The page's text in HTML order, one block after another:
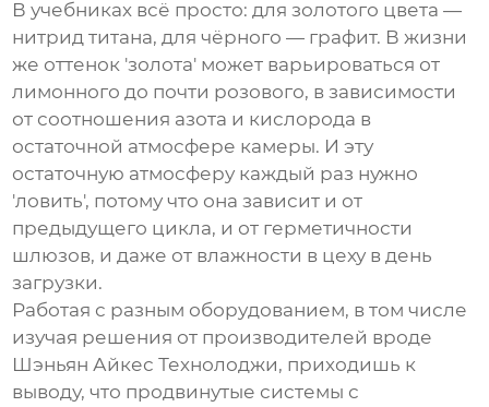
В учебниках всё просто: для золотого цвета —
нитрид титана, для чёрного — графит. В жизни
же оттенок 'золота' может варьироваться от
лимонного до почти розового, в зависимости
от соотношения азота и кислорода в
остаточной атмосфере камеры. И эту
остаточную атмосферу каждый раз нужно
'ловить', потому что она зависит и от
предыдущего цикла, и от герметичности
шлюзов, и даже от влажности в цеху в день
загрузки.
Работая с разным оборудованием, в том числе
изучая решения от производителей вроде
Шэньян Айкес Технолоджи, приходишь к
выводу, что продвинутые системы с